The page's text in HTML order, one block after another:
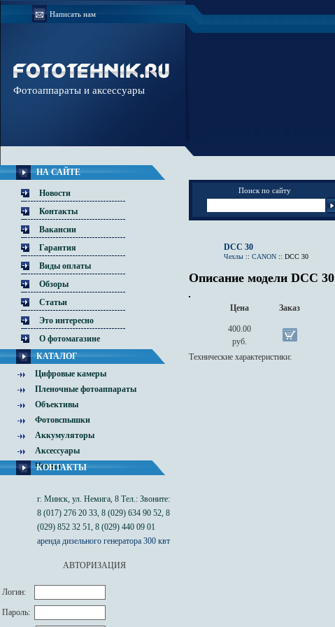
Написать нам
Фотоаппараты и аксессуары
НА САЙТЕ
Новости
Контакты
Вакансии
Гарантия
Виды оплаты
Обзоры
Статьи
Это интересно
О фотомагазине
КАТАЛОГ
Цифровые камеры
Пленочные фотоаппараты
Объективы
Фотовспышки
Аккумуляторы
Аксессуары
Чехлы
КОНТАКТЫ
г. Минск, ул. Немига, 8 Тел.: Звоните:
8 (017) 276 20 33, 8 (029) 634 90 52, 8
(029) 852 32 51, 8 (029) 440 09 01
аренда дизельного генератора 300 квт
АВТОРИЗАЦИЯ
Логин:
Пароль:
Поиск по сайту
DCC 30
Чехлы :: CANON :: DCC 30
Описание модели DCC 30
Цена Заказ
400.00
руб.
Технические характеристики: